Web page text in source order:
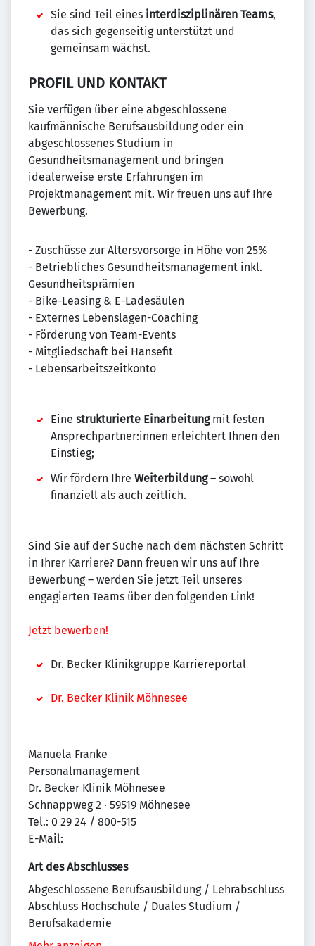
Sie sind Teil eines interdisziplinären Teams,
das sich gegenseitig unterstützt und
gemeinsam wächst.
PROFIL UND KONTAKT
Sie verfügen über eine abgeschlossene
kaufmännische Berufsausbildung oder ein
abgeschlossenes Studium in
Gesundheitsmanagement und bringen
idealerweise erste Erfahrungen im
Projektmanagement mit. Wir freuen uns auf Ihre
Bewerbung.
- Zuschüsse zur Altersvorsorge in Höhe von 25%
- Betriebliches Gesundheitsmanagement inkl.
Gesundheitsprämien
- Bike-Leasing & E-Ladesäulen
- Externes Lebenslagen-Coaching
- Förderung von Team-Events
- Mitgliedschaft bei Hansefit
- Lebensarbeitszeitkonto
Eine strukturierte Einarbeitungmit festen
Ansprechpartner:innen erleichtert Ihnen den
Einstieg;
Wir fördern Ihre Weiterbildung– sowohl
finanziell als auch zeitlich.
Sind Sie auf der Suche nach dem nächsten Schritt
in Ihrer Karriere? Dann freuen wir uns auf Ihre
Bewerbung – werden Sie jetzt Teil unseres
engagierten Teams über den folgenden Link!
Jetzt bewerben!
Dr. Becker Klinikgruppe Karriereportal
Dr. Becker Klinik Möhnesee
Manuela Franke
Personalmanagement
Dr. Becker Klinik Möhnesee
Schnappweg 2 · 59519 Möhnesee
Tel.: 0 29 24 / 800-515
E-Mail:
Art des Abschlusses
Abgeschlossene Berufsausbildung / Lehrabschluss
Abschluss Hochschule / Duales Studium /
Berufsakademie